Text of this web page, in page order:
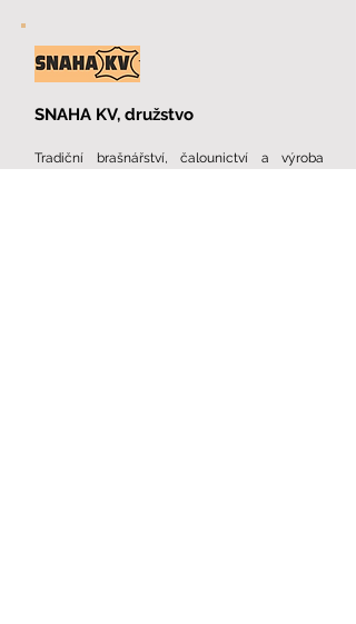
SNAHA KV, družstvo
Tradiční brašnářství, čalounictví a výroba